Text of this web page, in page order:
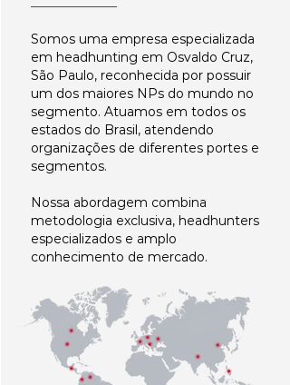
Somos uma empresa especializada
em headhunting em Osvaldo Cruz,
São Paulo, reconhecida por possuir
um dos maiores NPs do mundo no
segmento. Atuamos em todos os
estados do Brasil, atendendo
organizações de diferentes portes e
segmentos.
Nossa abordagem combina
metodologia exclusiva, headhunters
especializados e amplo
conhecimento de mercado.